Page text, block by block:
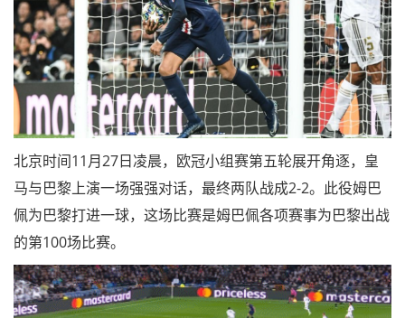
北京时间11月27日凌晨，欧冠小组赛第五轮展开角逐，皇
马与巴黎上演一场强强对话，最终两队战成2-2。此役姆巴
佩为巴黎打进一球，这场比赛是姆巴佩各项赛事为巴黎出战
的第100场比赛。